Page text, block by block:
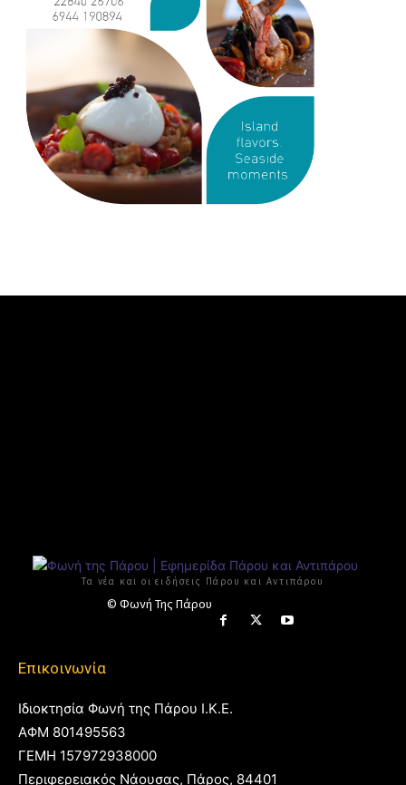
Τα νέα και οι ειδήσεις Πάρου και Αντιπάρου
© Φωνή Της Πάρου
Επικοινωνία
Ιδιοκτησία Φωνή της Πάρου Ι.Κ.Ε.
ΑΦΜ 801495563
ΓΕΜΗ 157972938000
Περιφερειακός Νάουσας, Πάρος, 84401